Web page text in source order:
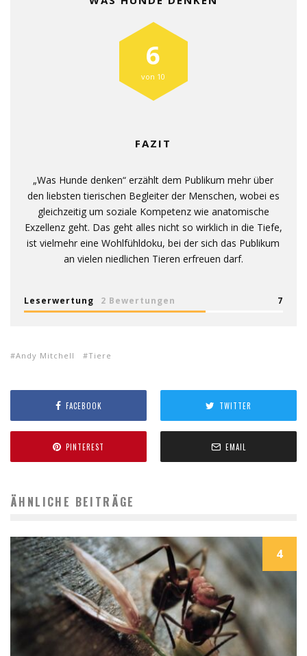
FAZIT
„Was Hunde denken“ erzählt dem Publikum mehr über
den liebsten tierischen Begleiter der Menschen, wobei es
gleichzeitig um soziale Kompetenz wie anatomische
Exzellenz geht. Das geht alles nicht so wirklich in die Tiefe,
ist vielmehr eine Wohlfühldoku, bei der sich das Publikum
an vielen niedlichen Tieren erfreuen darf.
Leserwertung 2 Bewertungen 7
6
von 10
Andy Mitchell Tiere
FACEBOOK TWITTER
PINTEREST EMAIL
ÄHNLICHE BEITRÄGE
4